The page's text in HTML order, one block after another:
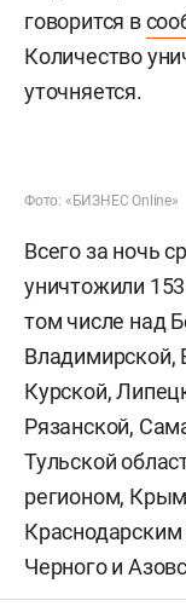
говорится в
Количество
уточняется.
Фото: «БИЗНЕС Online»
Всего за ночь
уничтожили
том числе над
Владимирской,
Курской,
Рязанской,
Тульской
регионом,
Черного и